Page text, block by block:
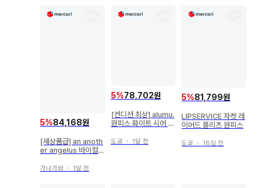
5%84,168원
[새상품급] an anoth
er angelus 바이컬러
가나가와 ・ 1달 전
5%78,702원
[컨디션 최상] alumu.
원피스 화이트 시어 자
도쿄 ・ 1달 전
5%81,799원
LIPSERVICE 자켓 레
이어드 플리츠 원피스
도쿄 ・ 18일 전